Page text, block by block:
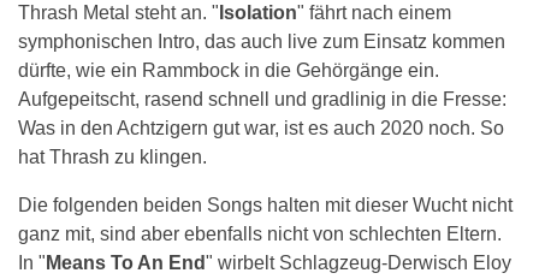
Thrash Metal steht an. " Isolation" fährt nach einem
symphonischen Intro, das auch live zum Einsatz kommen
dürfte, wie ein Rammbock in die Gehörgänge ein.
Aufgepeitscht, rasend schnell und gradlinig in die Fresse:
Was in den Achtzigern gut war, ist es auch 2020 noch. So
hat Thrash zu klingen.
Die folgenden beiden Songs halten mit dieser Wucht nicht
ganz mit, sind aber ebenfalls nicht von schlechten Eltern.
In " Means To An End" wirbelt Schlagzeug-Derwisch Eloy